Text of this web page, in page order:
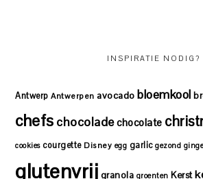
INSPIRATIE NODIG?
Antwerp Antwerpen avocado bloemkool
chefs chocoladechocolate
cookies courgette Disney egg garlic gezond
glutenvrij granola groenten Kerst